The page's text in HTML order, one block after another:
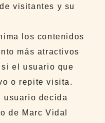
visitantes y su
los contenidos
más atractivos
el usuario que
o repite visita.
usuario decida
de Marc Vidal